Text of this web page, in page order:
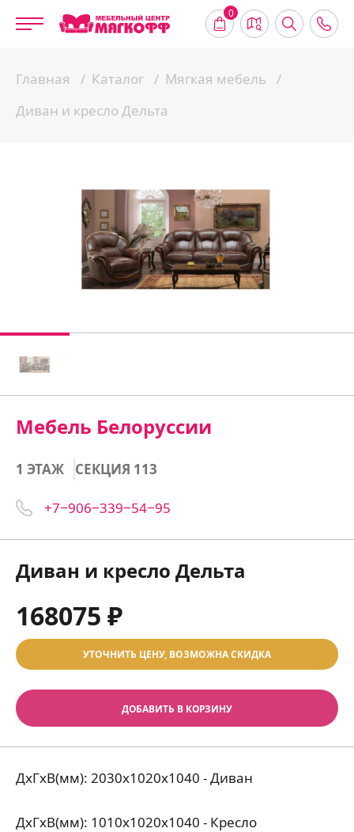
0
Главная Каталог
Мягкая мебель
Диван и кресло Дельта
Мебель Белоруссии
1 ЭТАЖ СЕКЦИЯ 113
+7‒906‒339‒54‒95
Диван и кресло Дельта
168075 ₽
УТОЧНИТЬ ЦЕНУ, ВОЗМОЖНА СКИДКА
ДОБАВИТЬ В КОРЗИНУ
ДхГхВ(мм): 2030х1020х1040 - Диван
ДхГхВ(мм): 1010х1020х1040 - Кресло